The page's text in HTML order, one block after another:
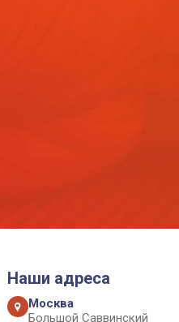
Наши адреса
Москва
Большой Саввинский